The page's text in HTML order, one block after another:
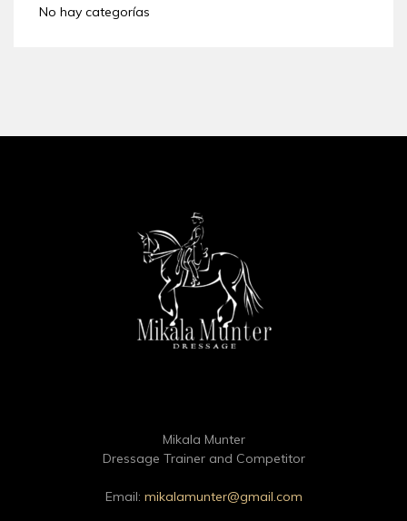
No hay categorías
Mikala Munter
Dressage Trainer and Competitor
Email: mikalamunter@gmail.com